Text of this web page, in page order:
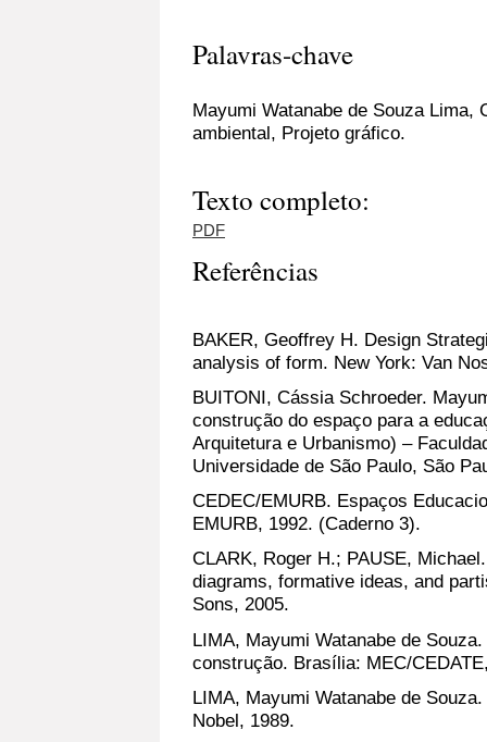
Palavras-chave
Mayumi Watanabe de Souza Lima,
ambiental, Projeto gráfico.
Texto completo:
PDF
Referências
BAKER, Geoffrey H. Design
analysis of form. New York: Van
BUITONI, Cássia Schroeder.
construção do espaço para a
Arquitetura e Urbanismo) –
Universidade de São Paulo, São
CEDEC/EMURB. Espaços
EMURB, 1992. (Caderno 3).
CLARK, Roger H.; PAUSE,
diagrams, formative ideas, and
Sons, 2005.
LIMA, Mayumi Watanabe de
construção. Brasília: MEC/
LIMA, Mayumi Watanabe de
Nobel, 1989.